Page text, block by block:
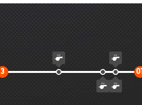
3Третий